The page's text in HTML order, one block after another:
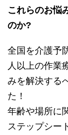
これらのお悩
のか?
全国を介護予
人以上の作業
みを解決する
た！
年齢や場所に
ステップシー